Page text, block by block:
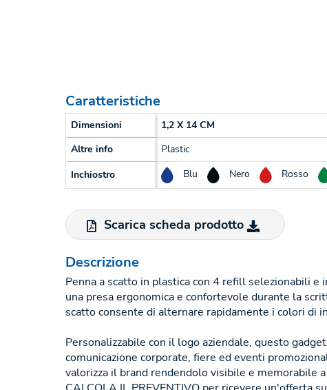
Caratteristiche
Dimensioni
1,2 X 14 CM
Altre info
Plastic
Inchiostro
Blu Nero Rosso
Scarica scheda prodotto
Descrizione
Penna a scatto in plastica con 4 refill selezionabili e
una presa ergonomica e confortevole durante la
scatto consente di alternare rapidamente i colori di
Personalizzabile con il logo aziendale, questo
comunicazione corporate, fiere ed eventi
valorizza il brand rendendolo visibile e memorabile